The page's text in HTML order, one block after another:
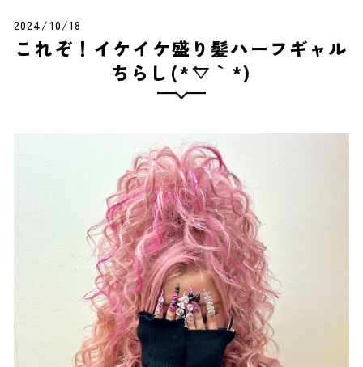
2024/10/18
これぞ！イケイケ盛り髪ハーフギャル
ちらし(*´▽｀*)